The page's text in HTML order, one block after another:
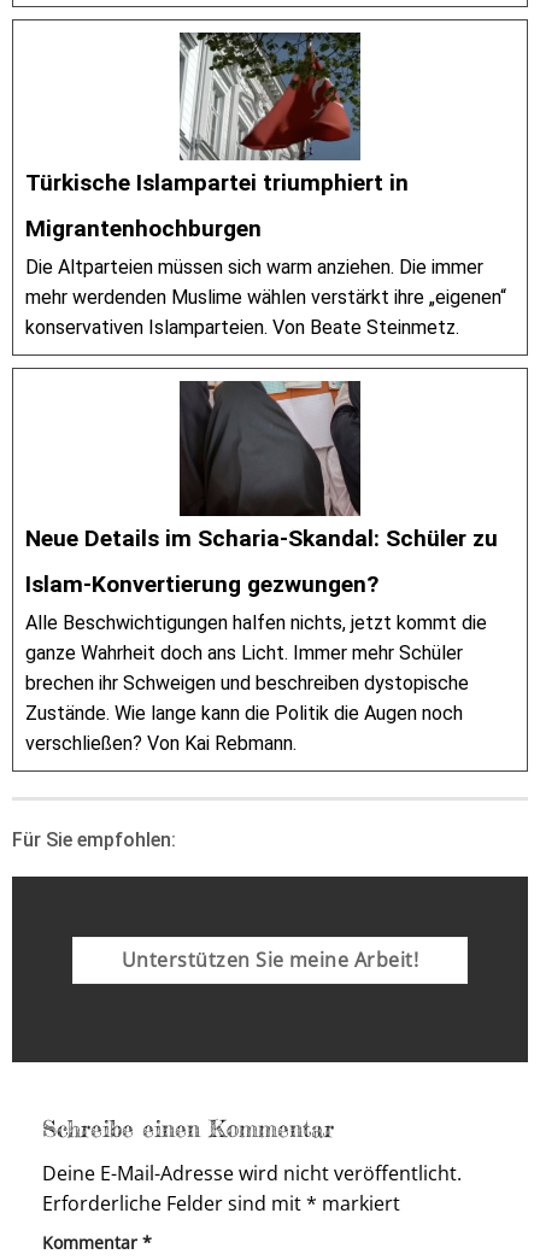
Türkische Islampartei triumphiert in
Migrantenhochburgen
Die Altparteien müssen sich warm anziehen. Die immer
mehr werdenden Muslime wählen verstärkt ihre „eigenen“
konservativen Islamparteien. Von Beate Steinmetz.
Neue Details im Scharia-Skandal: Schüler zu
Islam-Konvertierung gezwungen?
Alle Beschwichtigungen halfen nichts, jetzt kommt die
ganze Wahrheit doch ans Licht. Immer mehr Schüler
brechen ihr Schweigen und beschreiben dystopische
Zustände. Wie lange kann die Politik die Augen noch
verschließen? Von Kai Rebmann.
Für Sie empfohlen:
Unterstützen Sie meine Arbeit!
Schreibe einen Kommentar
Deine E-Mail-Adresse wird nicht veröffentlicht.
Erforderliche Felder sind mit* markiert
Kommentar *